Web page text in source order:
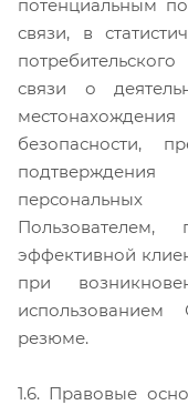
потенциальным
связи, в
связи о
местонахождения
безопасности,
персональных
Пользователем,
эффективной
при
резюме.
1.6. Правовые